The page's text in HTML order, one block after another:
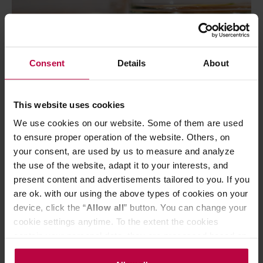
Consent Details About
This website uses cookies
We use cookies on our website. Some of them are used
to ensure proper operation of the website. Others, on
your consent, are used by us to measure and analyze
the use of the website, adapt it to your interests, and
present content and advertisements tailored to you. If you
are ok. with our using the above types of cookies on your
device, click the “Allow all” button. You can change your
cookie settings anytime. To the extent the cookies
the controller’s (namely, ALL GOOD S.A., ul.